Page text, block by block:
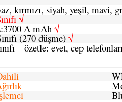
kırmızı, siyah, yeşil, mavi,
√
A mAh√
(270 düşme) √
– özetle: evet, cep